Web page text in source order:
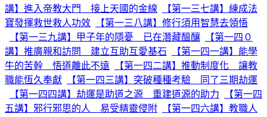
講】進入帝教大門 接上天國的金線
【第一三七講】練成法
寶發揮救世救人功效
【第一三八講】修行須用智慧去領悟
【第一三九講】甲子年的隱憂 已在潛藏醞釀
【第一四０
講】推廣親和訪問 建立互助互愛基石
【第一四一講】能學
牛的苦幹 悟道離此不遠
【第一四二講】推動制度化 讓教
職能恆久奉獻
【第一四三講】突破種種考驗 同了三期劫運
【第一四四講】劫運是助道之源 重建道源的助力
【第一四
五講】邪行邪思的人 易受精靈侵附
【第一四六講】教職人